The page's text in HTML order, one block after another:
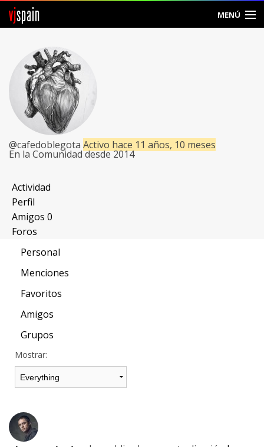
vjspain MENÚ
Foros
Noticias
Vjspain
Ayuda
Contacto
Entrar
@cafedoblegota Activo hace 11 años, 10 meses
En la Comunidad desde 2014
Actividad
Perfil
Amigos 0
Foros
Personal
Menciones
Favoritos
Amigos
Grupos
Mostrar: